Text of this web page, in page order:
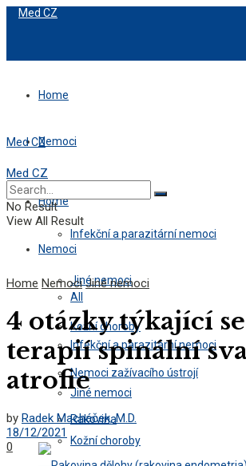
Med CZ
Home
Nemoci
Infekční a parazitární nemoci
Jiné nemoci
Kožní choroby
Nemoci zažívacího ústrojí
Rakovina
Med CZ
Home
Nemoci
All
Infekční a parazitární nemoci
Jiné nemoci
Kožní choroby
Med CZ
No Result
View All Result
Home Nemoci Jiné nemoci
4 otázky týkající
terapií spinální
atrofie
by Radek Macháček, M.D.
18/12/2021
0